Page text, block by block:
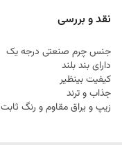
نقد و بررسی
جنس چرم صنعتی درجه یک
دارای بند بلند
کیفیت بینظیر
جذاب و ترند
زیپ و یراق مقاوم و رنگ ثابت